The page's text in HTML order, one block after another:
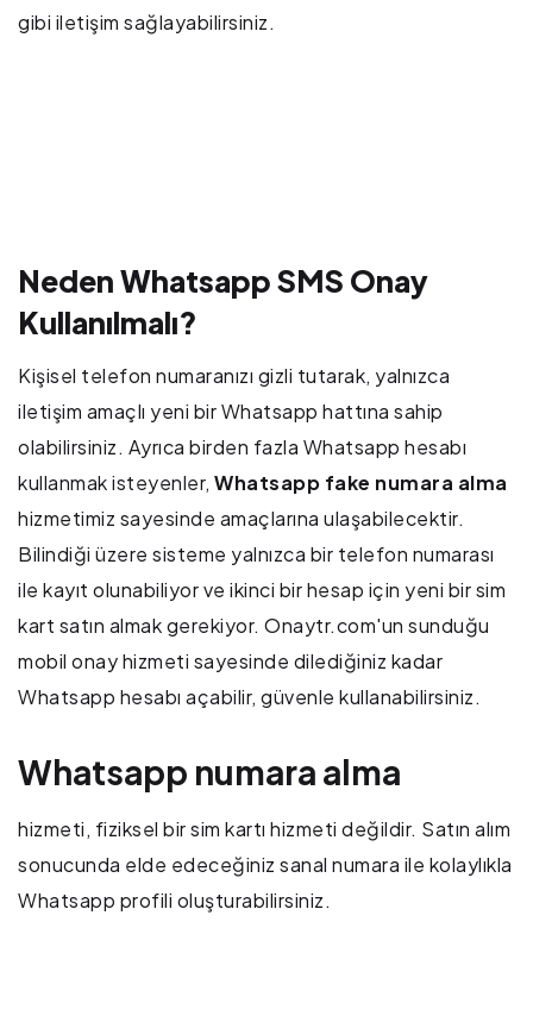
gibi iletişim sağlayabilirsiniz.
Neden Whatsapp SMS Onay
Kullanılmalı?
Kişisel telefon numaranızı gizli tutarak, yalnızca
iletişim amaçlı yeni bir Whatsapp hattına sahip
olabilirsiniz. Ayrıca birden fazla Whatsapp hesabı
kullanmak isteyenler, Whatsapp fake numara alma
hizmetimiz sayesinde amaçlarına ulaşabilecektir.
Bilindiği üzere sisteme yalnızca bir telefon numarası
ile kayıt olunabiliyor ve ikinci bir hesap için yeni bir sim
kart satın almak gerekiyor. Onaytr.com'un sunduğu
mobil onay hizmeti sayesinde dilediğiniz kadar
Whatsapp hesabı açabilir, güvenle kullanabilirsiniz.
Whatsapp numara alma
hizmeti, fiziksel bir sim kartı hizmeti değildir. Satın alım
sonucunda elde edeceğiniz sanal numara ile kolaylıkla
Whatsapp profili oluşturabilirsiniz.